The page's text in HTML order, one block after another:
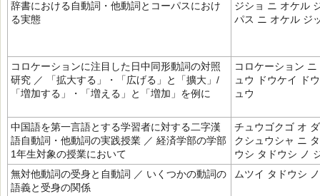
辞書における自動詞・他動詞とコーパスにおけ
る実態
ジショ ニ オケル
パス ニ オケル ジ
コロケーションに注目した日中同形動詞の対照
研究 ／ 「拡大する」・「広げる」と「擴大」/
「増加する」・「増える」と「増加」を例に
コロケーション
ュウ ドウケイ ド
ュウ
中国語を第一言語とする学習者に対する二字漢
語自動詞・他動詞の実践授業 ／ 経済学部の学部
1年生対象の授業において
チュウゴクゴ オ
クシュウシャ ニ
ウシ タドウシ ノ
無対他動詞の受身と自動詞 ／ いくつかの動詞の
語義と受身の関係
ムツイ タドウシ